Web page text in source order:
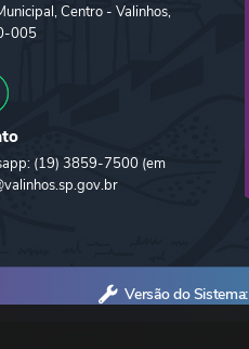
Centro - Valinhos,
005
(19) 3859-7500 (em
Versão do Sistema: